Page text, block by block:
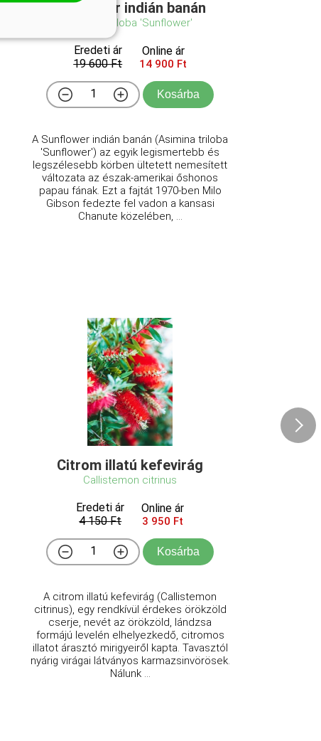
Sunflower indián banán
Asimina triloba 'Sunflower'
Eredeti ár
19 600 Ft
Online ár
14 900 Ft
Kosárba
A Sunflower indián banán (Asimina triloba
'Sunflower') az egyik legismertebb és
legszélesebb körben ültetett nemesített
változata az észak-amerikai őshonos
papau fának. Ezt a fajtát 1970-ben Milo
Gibson fedezte fel vadon a kansasi
Chanute közelében, ...
Citrom illatú kefevirág
Callistemon citrinus
Eredeti ár
4 150 Ft
Online ár
3 950 Ft
Kosárba
A citrom illatú kefevirág (Callistemon
citrinus), egy rendkívül érdekes örökzöld
cserje, nevét az örökzöld, lándzsa
formájú levelén elhelyezkedő, citromos
illatot árasztó mirigyeiről kapta. Tavasztól
nyárig virágai látványos karmazsinvörösek.
Nálunk ...